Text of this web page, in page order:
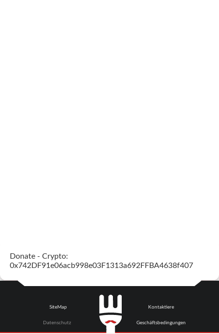
Donate - Crypto:
0x742DF91e06acb998e03F1313a692FFBA4638f407
SiteMap
Datenschutz
Kontaktiere
Geschäftsbedingungen